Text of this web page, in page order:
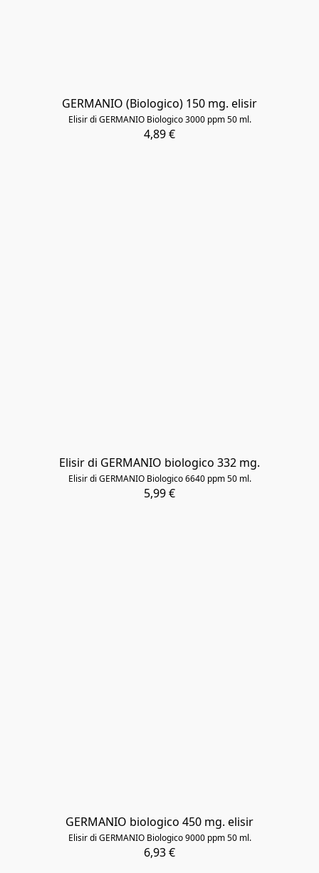
GERMANIO (Biologico) 150 mg. elisir
Elisir di GERMANIO Biologico 3000 ppm 50 ml.
4,89 €
Elisir di GERMANIO biologico 332 mg.
Elisir di GERMANIO Biologico 6640 ppm 50 ml.
5,99 €
GERMANIO biologico 450 mg. elisir
Elisir di GERMANIO Biologico 9000 ppm 50 ml.
6,93 €